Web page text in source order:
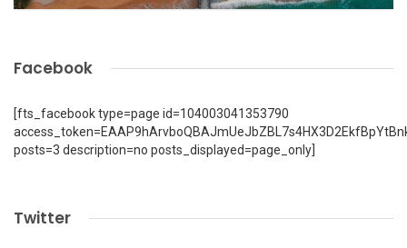
Facebook
[fts_facebook type=page id=104003041353790
posts=3 description=no posts_displayed=page_only]
Twitter